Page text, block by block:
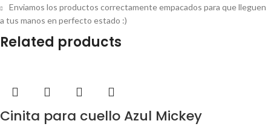
Enviamos los productos correctamente empacados para que lleguen
a tus manos en perfecto estado :)
Related products
Cinita para cuello Azul Mickey